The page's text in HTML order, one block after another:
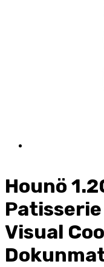
Hounö
Patisserie
Visual